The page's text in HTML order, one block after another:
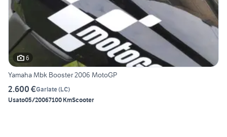
6
Yamaha Mbk Booster 2006 MotoGP
2.600 €Garlate(LC)
Usato05/20067100 KmScooter